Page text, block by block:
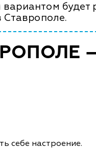
будет
себе настроение.